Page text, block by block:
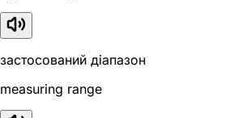
застосований діапазон
measuring range